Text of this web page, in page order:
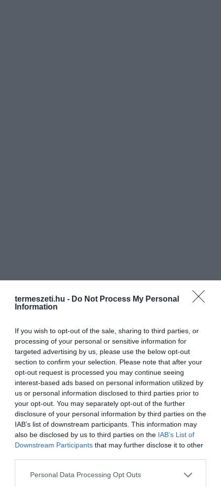
termeszeti.hu - Do Not Process My Personal
Information
If you wish to opt-out of the sale, sharing to third parties, or
processing of your personal or sensitive information for
targeted advertising by us, please use the below opt-out
section to confirm your selection. Please note that after your
opt-out request is processed you may continue seeing
interest-based ads based on personal information utilized by
us or personal information disclosed to third parties prior to
your opt-out. You may separately opt-out of the further
disclosure of your personal information by third parties on the
IAB’s list of downstream participants. This information may
also be disclosed by us to third parties on the IAB’s List of
Downstream Participants that may further disclose it to other
Please note that this website/app uses one or more Google
Personal Data Processing Opt Outs